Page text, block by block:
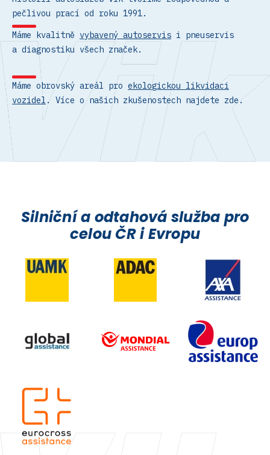
pečlivou prací od roku 1991.
Máme kvalitně vybavený autoservis i pneuservis
a diagnostiku všech značek.
Máme obrovský areál pro ekologickou likvidaci
vozidel . Více o našich zkušenostech najdete zde.
Silniční a odtahová služba pro
celou ČR i Evropu